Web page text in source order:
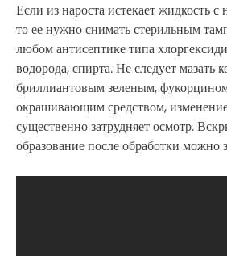
Если из нароста истекает жидкость
то ее нужно снимать стерильным
любом антисептике типа
водорода, спирта. Не следует мазать
бриллиантовым зеленым,
окрашивающим средством,
существенно затрудняет осмотр.
образование после обработки можно